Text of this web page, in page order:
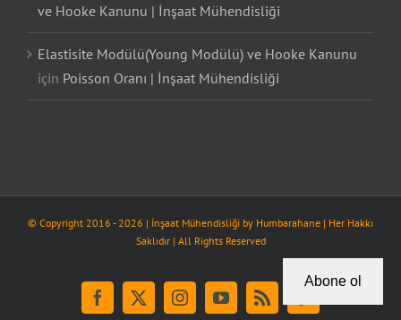
ve Hooke Kanunu | İnşaat Mühendisliği
Elastisite Modülü(Young Modülü) ve Hooke Kanunu
için Poisson Oranı | İnşaat Mühendisliği
© Copyright 2016 - 2026 | İnşaat Mühendisliği by Humbarahane | Her Hakkı
Saklıdır | All Rights Reserved
Facebook
X InstagramYouTubeRss Tiktok
Abone ol